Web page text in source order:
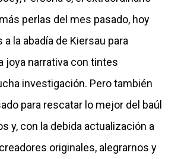
perlas del mes pasado, hoy
la abadía de Kiersau para
joya narrativa con tintes
investigación. Pero también
para rescatar lo mejor del baúl
y, con la debida actualización a
originales, alegrarnos y